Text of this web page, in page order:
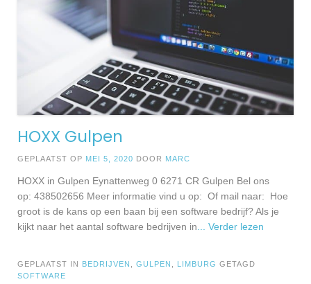
HOXX Gulpen
GEPLAATST OP MEI 5, 2020 DOOR MARC
HOXX in Gulpen Eynattenweg 0 6271 CR Gulpen Bel ons
op: 438502656 Meer informatie vind u op: Of mail naar: Hoe
groot is de kans op een baan bij een software bedrijf? Als je
kijkt naar het aantal software bedrijven in ... Verder lezen
GEPLAATST IN BEDRIJVEN GULPEN LIMBURG GETAGD
SOFTWARE